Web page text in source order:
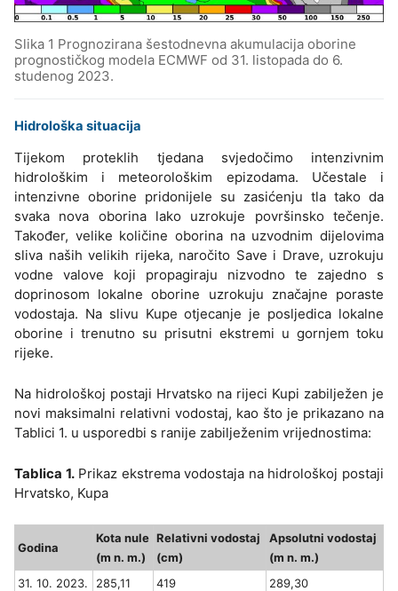
Slika 1 Prognozirana šestodnevna akumulacija oborine
prognostičkog modela ECMWF od 31. listopada do 6.
studenog 2023.
Hidrološka situacija
Tijekom proteklih tjedana svjedočimo intenzivnim
hidrološkim i meteorološkim epizodama. Učestale i
intenzivne oborine pridonijele su zasićenju tla tako da
svaka nova oborina lako uzrokuje površinsko tečenje.
Također, velike količine oborina na uzvodnim dijelovima
sliva naših velikih rijeka, naročito Save i Drave, uzrokuju
vodne valove koji propagiraju nizvodno te zajedno s
doprinosom lokalne oborine uzrokuju značajne poraste
vodostaja. Na slivu Kupe otjecanje je posljedica lokalne
oborine i trenutno su prisutni ekstremi u gornjem toku
rijeke.
Na hidrološkoj postaji Hrvatsko na rijeci Kupi zabilježen je
novi maksimalni relativni vodostaj, kao što je prikazano na
Tablici 1. u usporedbi s ranije zabilježenim vrijednostima:
Tablica 1.Prikaz ekstrema vodostaja na hidrološkoj postaji
Hrvatsko, Kupa
Godina
Kota nule
(m n. m.)
Relativni vodostaj
(cm)
Apsolutni vodostaj
(m n. m.)
31. 10. 2023.
285,11 419
289,30